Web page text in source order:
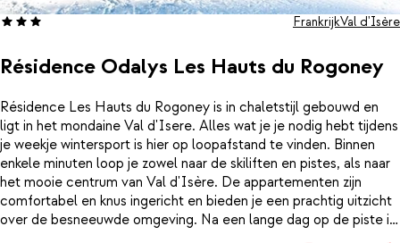
Résidence Odalys Les Hauts du Rogoney
FrankrijkVal d'Isère
Résidence Les Hauts du Rogoney is in chaletstijl gebouwd en
ligt in het mondaine Val d'Isere. Alles wat je je nodig hebt tijdens
je weekje wintersport is hier op loopafstand te vinden. Binnen
enkele minuten loop je zowel naar de skiliften en pistes, als naar
het mooie centrum van Val d'Isère. De appartementen zijn
comfortabel en knus ingericht en bieden je een prachtig uitzicht
over de besneeuwde omgeving. Na een lange dag op de piste is